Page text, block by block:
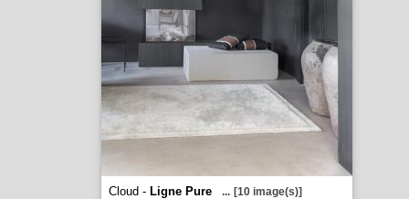
Cloud - Ligne Pure ... [10 image(s)]